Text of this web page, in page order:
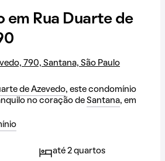
em Rua Duarte de
790, Santana, São Paulo
de Azevedo, este condomínio
no coração de Santana, em
até 2 quartos